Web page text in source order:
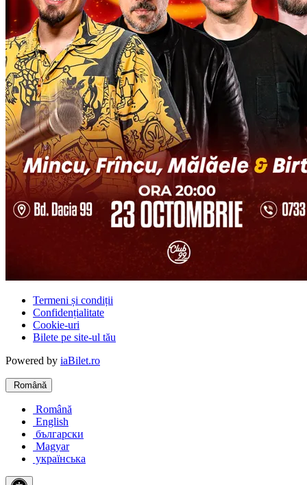
Termeni și condiții
Confidențialitate
Cookie-uri
Bilete pe site-ul tău
Powered by iaBilet.ro
Română
Română
English
български
Magyar
українська